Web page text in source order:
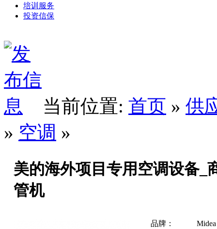
培训服务
投资信保
当前位置: 首页 » 供
» 空调 »
美的海外项目专用空调设备_
管机
品牌： Midea